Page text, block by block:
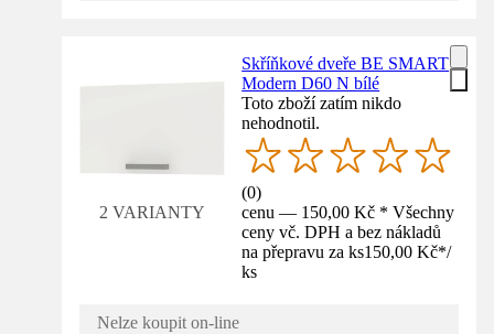
2 VARIANTY
Skříňkové dveře BE SMART
Modern D60 N bílé
Toto zboží zatím nikdo
nehodnotil.
(0)
cenu — 150,00 Kč * Všechny
ceny vč. DPH a bez nákladů
na přepravu za ks150,00 Kč*/
ks
Nelze koupit on-line